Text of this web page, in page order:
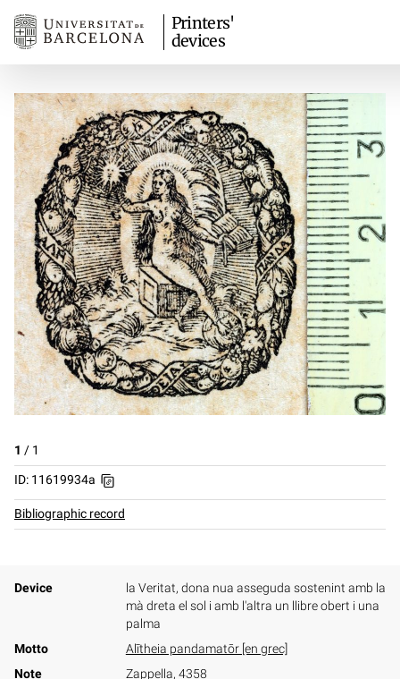
Printers'
devices
1 / 1
ID: 11619934a
Bibliographic record
Device
la Veritat, dona nua asseguda sostenint amb la
mà dreta el sol i amb l'altra un llibre obert i una
palma
Motto
Alītheia pandamatōr [en grec]
Note
Zappella, 4358